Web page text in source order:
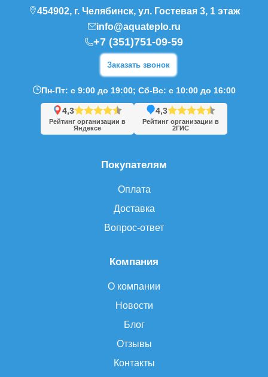
Компания
О компании
Новости
Блог
Отзывы
Контакты
Покупателям
Оплата
Доставка
Вопрос-ответ
454902, г. Челябинск, ул. Гостевая 3, 1 этаж
info@aquateplo.ru
+7 (351)751-09-59
Заказать звонок
Пн-Пт: с 9:00 до 19:00; Сб-Вс: с 10:00 до 16:00
4,3
Рейтинг организации в
Яндексе
4,3
Рейтинг организации в
2ГИС